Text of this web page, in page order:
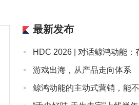
最新发布
·
· 游戏出海，从产品走向体系
·